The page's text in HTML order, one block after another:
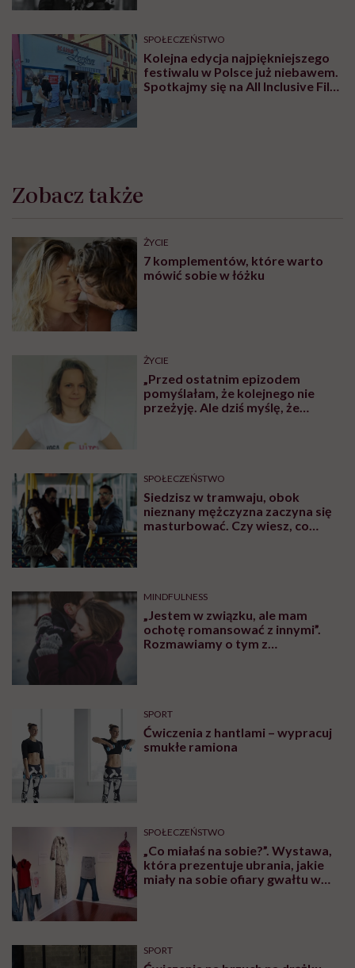
SPOŁECZEŃSTWO
Kolejna edycja najpiękniejszego
festiwalu w Polsce już niebawem.
Spotkajmy się na All Inclusive Film
Zobacz także
ŻYCIE
7 komplementów, które warto
mówić sobie w łóżku
ŻYCIE
„Przed ostatnim epizodem
pomyślałam, że kolejnego nie
przeżyję. Ale dziś myślę, że
SPOŁECZEŃSTWO
Siedzisz w tramwaju, obok
nieznany mężczyzna zaczyna się
masturbować. Czy wiesz, co
MINDFULNESS
„Jestem w związku, ale mam
ochotę romansować z innymi”.
Rozmawiamy o tym z
SPORT
Ćwiczenia z hantlami – wypracuj
smukłe ramiona
SPOŁECZEŃSTWO
„Co miałaś na sobie?”. Wystawa,
która prezentuje ubrania, jakie
miały na sobie ofiary gwałtu w
SPORT